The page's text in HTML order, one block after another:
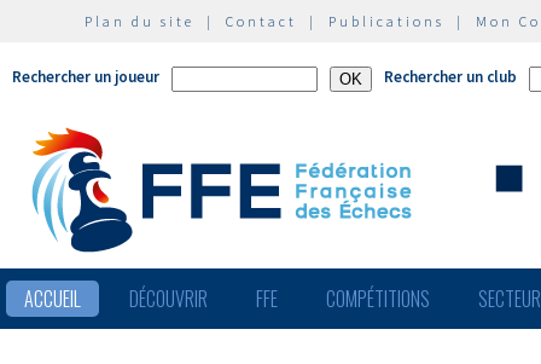
Plan du site | Contact | Publications | Mon
Rechercher un joueur Rechercher un club
ACCUEIL DÉCOUVRIR FFE COMPÉTITIONS